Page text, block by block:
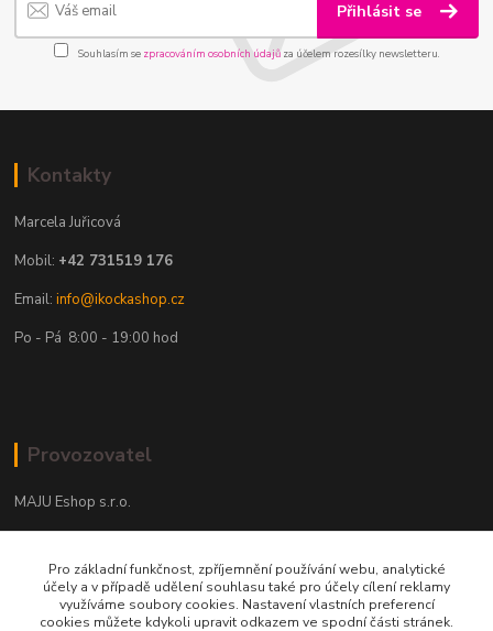
Přihlásit se
Souhlasím se zpracováním osobních údajůza účelem rozesílky newsletteru.
Kontakty
Marcela Juřicová
Mobil: +42 731519 176
Email:info@ikockashop.cz
Po - Pá 8:00 - 19:00 hod
Provozovatel
MAJU Eshop s.r.o.
702 00 Ostrava
IČ: 09674799
Pro základní funkčnost, zpříjemnění používání webu, analytické
účely a v případě udělení souhlasu také pro účely cílení reklamy
využíváme soubory cookies. Nastavení vlastních preferencí
cookies můžete kdykoli upravit odkazem ve spodní části stránek.